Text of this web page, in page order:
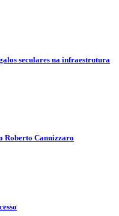
seculares na infraestrutura
Roberto Cannizzaro